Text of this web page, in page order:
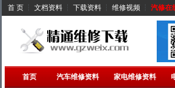
首 页 ┆ 文档资料 ┆ 下载资料 ┆ 维修视频 ┆ 汽修在
首页 汽车维修资料 家电维修资料